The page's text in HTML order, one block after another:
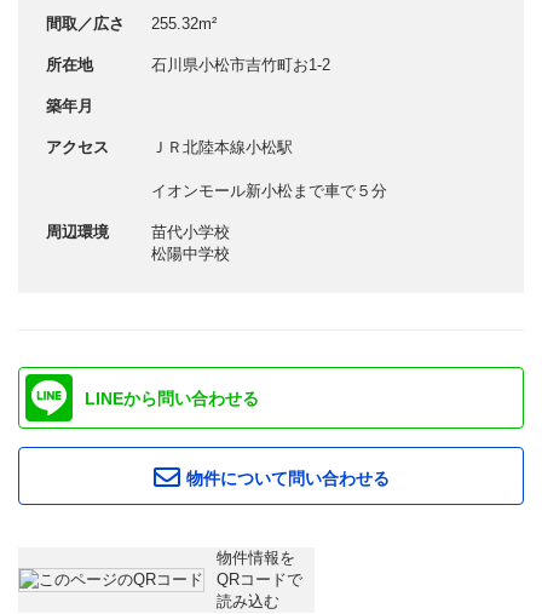
間取／広さ 255.32m²
所在地 石川県小松市吉竹町お1-2
築年月
アクセス ＪＲ北陸本線小松駅
イオンモール新小松まで車で５分
周辺環境
苗代小学校
松陽中学校
LINEから問い合わせる
物件について問い合わせる
物件情報を
QRコードで
読み込む